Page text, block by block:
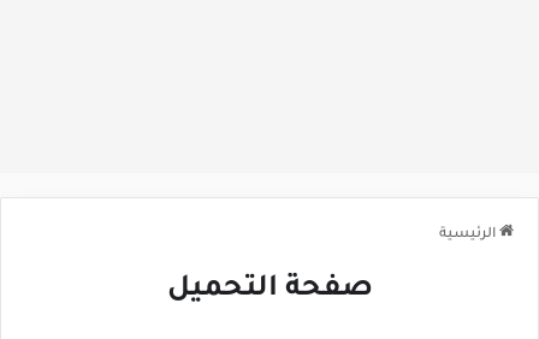
الرئيسية
صفحة التحميل